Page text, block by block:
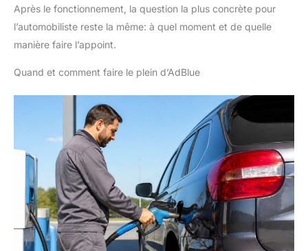
Après le fonctionnement, la question la plus concrète pour
l’automobiliste reste la même: à quel moment et de quelle
manière faire l’appoint.
Quand et comment faire le plein d’AdBlue